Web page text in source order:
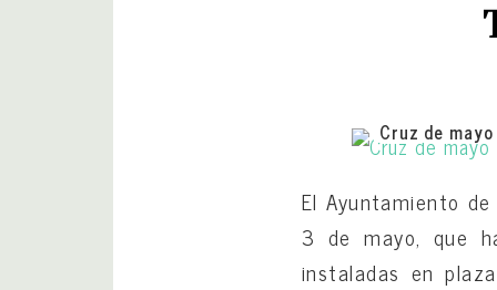
Cruz de
El Ayuntamiento
3 de mayo, que
instaladas en